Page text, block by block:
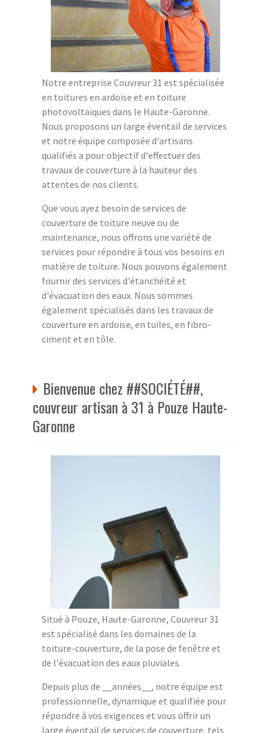
Notre entreprise Couvreur 31 est spécialisée
en toitures en ardoise et en toiture
photovoltaïques dans le Haute-Garonne.
Nous proposons un large éventail de services
et notre équipe composée d'artisans
qualifiés a pour objectif d'effectuer des
travaux de couverture à la hauteur des
attentes de nos clients.
Que vous ayez besoin de services de
couverture de toiture neuve ou de
maintenance, nous offrons une variété de
services pour répondre à tous vos besoins en
matière de toiture. Nous pouvons également
fournir des services d'étanchéité et
d'évacuation des eaux. Nous sommes
également spécialisés dans les travaux de
couverture en ardoise, en tuiles, en fibro-
ciment et en tôle.
Bienvenue chez ##SOCIÉTÉ##,
couvreur artisan à 31 à Pouze Haute-
Garonne
Situé à Pouze, Haute-Garonne, Couvreur 31
est spécialisé dans les domaines de la
toiture-couverture, de la pose de fenêtre et
de l'évacuation des eaux pluviales.
Depuis plus de __années__, notre équipe est
professionnelle, dynamique et qualifiée pour
répondre à vos exigences et vous offrir un
large éventail de services de couverture, tels